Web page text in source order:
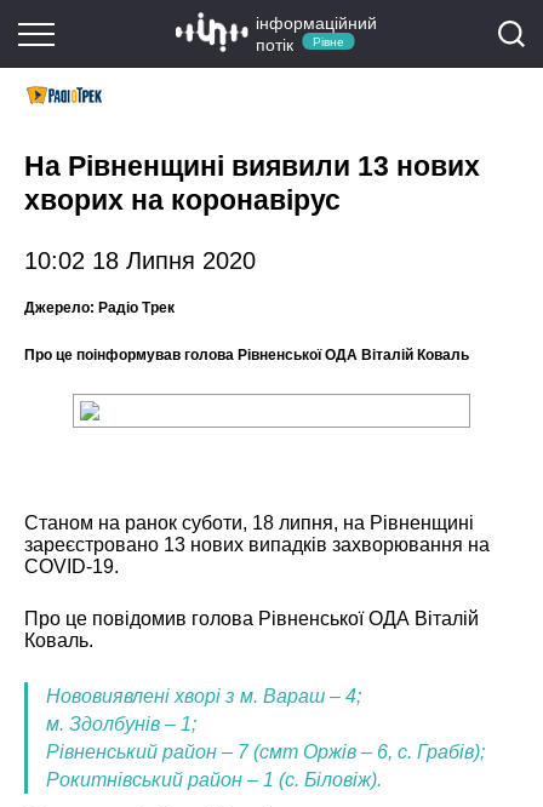
інформаційний
потік
Рівне
На Рівненщині виявили 13 нових
хворих на коронавірус
10:02 18 Липня 2020
Джерело: Радіо Трек
Про це поінформував голова Рівненської ОДА Віталій Коваль
Станом на ранок суботи, 18 липня, на Рівненщині
зареєстровано 13 нових випадків захворювання на
COVID-19.
Про це повідомив голова Рівненської ОДА Віталій
Коваль.
Нововиявлені хворі з м. Вараш – 4;
м. Здолбунів – 1;
Рівненський район – 7 (смт Оржів – 6, с. Грабів);
Рокитнівський район – 1 (с. Біловіж).